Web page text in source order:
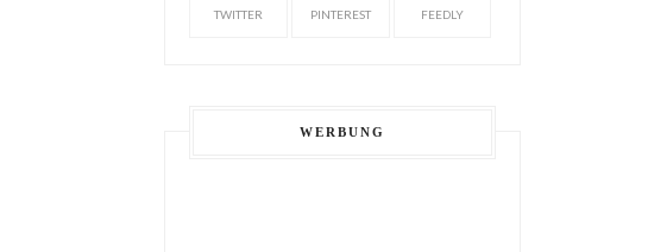
TWITTER PINTEREST FEEDLY
WERBUNG